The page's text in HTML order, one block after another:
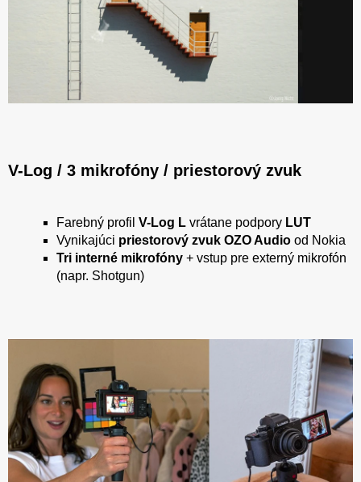
V-Log / 3 mikrofóny / priestorový zvuk
Farebný profil V-Log L vrátane podpory LUT
Vynikajúci priestorový zvuk OZO Audio od Nokia
Tri interné mikrofóny + vstup pre externý mikrofón
(napr. Shotgun)